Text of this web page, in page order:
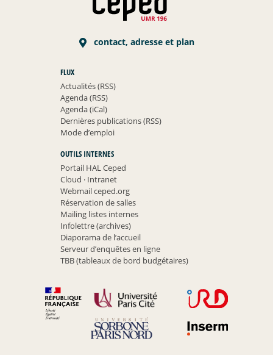
contact, adresse et plan
FLUX
Actualités (RSS)
Agenda (RSS)
Agenda (iCal)
Dernières publications (RSS)
Mode d’emploi
OUTILS INTERNES
Portail HAL Ceped
Cloud ·Intranet
Webmail ceped.org
Réservation de salles
Mailing listes internes
Infolettre (archives)
Diaporama de l’accueil
Serveur d’enquêtes en ligne
TBB (tableaux de bord budgétaires)